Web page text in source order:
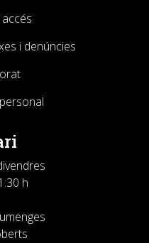
i denúncies
h